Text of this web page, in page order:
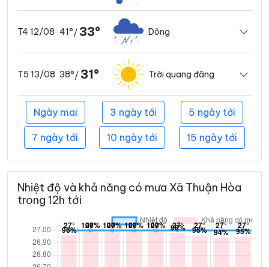
T4 12/08 41°/ 33° Dông
T5 13/08 38°/ 31° Trời quang đãng
Ngày mai 3 ngày tới 5 ngày tới
7 ngày tới 10 ngày tới 15 ngày tới
Nhiệt độ và khả năng có mưa Xã Thuận Hòa
trong 12h tới